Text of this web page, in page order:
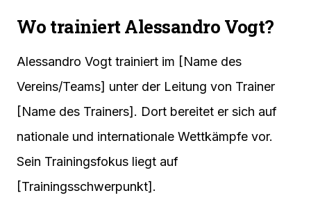
Wo trainiert Alessandro Vogt?
Alessandro Vogt trainiert im [Name des
Vereins/Teams] unter der Leitung von Trainer
[Name des Trainers]. Dort bereitet er sich auf
nationale und internationale Wettkämpfe vor.
Sein Trainingsfokus liegt auf
[Trainingsschwerpunkt].